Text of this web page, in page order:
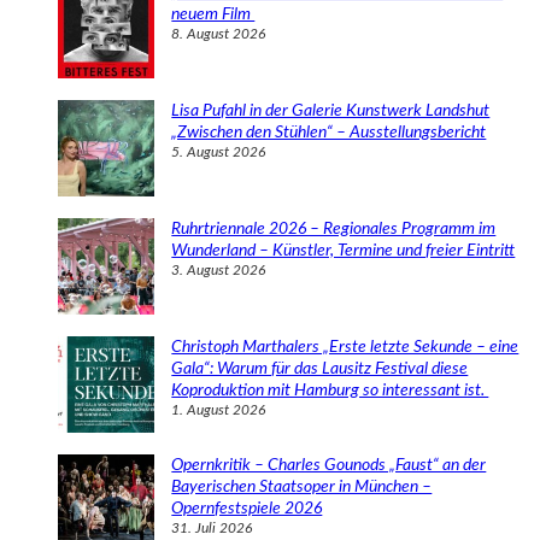
neuem Film
8. August 2026
Lisa Pufahl in der Galerie Kunstwerk Landshut
„Zwischen den Stühlen“ – Ausstellungsbericht
5. August 2026
Ruhrtriennale 2026 – Regionales Programm im
Wunderland – Künstler, Termine und freier Eintritt
3. August 2026
Christoph Marthalers „Erste letzte Sekunde – eine
Gala“: Warum für das Lausitz Festival diese
Koproduktion mit Hamburg so interessant ist.
1. August 2026
Opernkritik – Charles Gounods „Faust“ an der
Bayerischen Staatsoper in München –
Opernfestspiele 2026
31. Juli 2026